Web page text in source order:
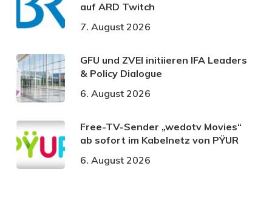
auf ARD Twitch
7. August 2026
GFU und ZVEI initiieren IFA Leaders
& Policy Dialogue
6. August 2026
Free-TV-Sender „wedotv Movies“
ab sofort im Kabelnetz von PŸUR
6. August 2026